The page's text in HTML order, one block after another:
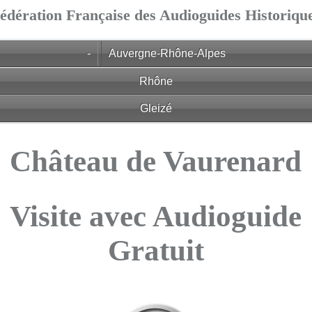
Française des Audioguides
- Auvergne-Rhône-Alpes
Rhône
Gleizé
Château de Vaurenard
Visite avec Audioguide
Gratuit